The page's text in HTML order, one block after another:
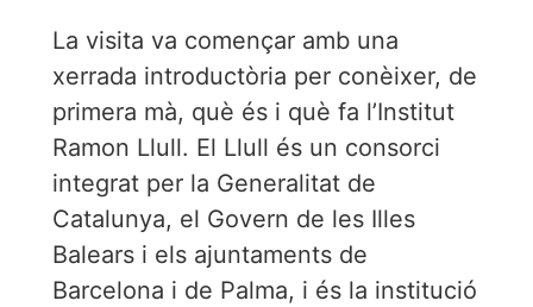
La visita va començar amb una
xerrada introductòria per conèixer, de
primera mà, què és i què fa l’Institut
Ramon Llull. El Llull és un consorci
integrat per la Generalitat de
Catalunya, el Govern de les Illes
Balears i els ajuntaments de
Barcelona i de Palma, i és la institució